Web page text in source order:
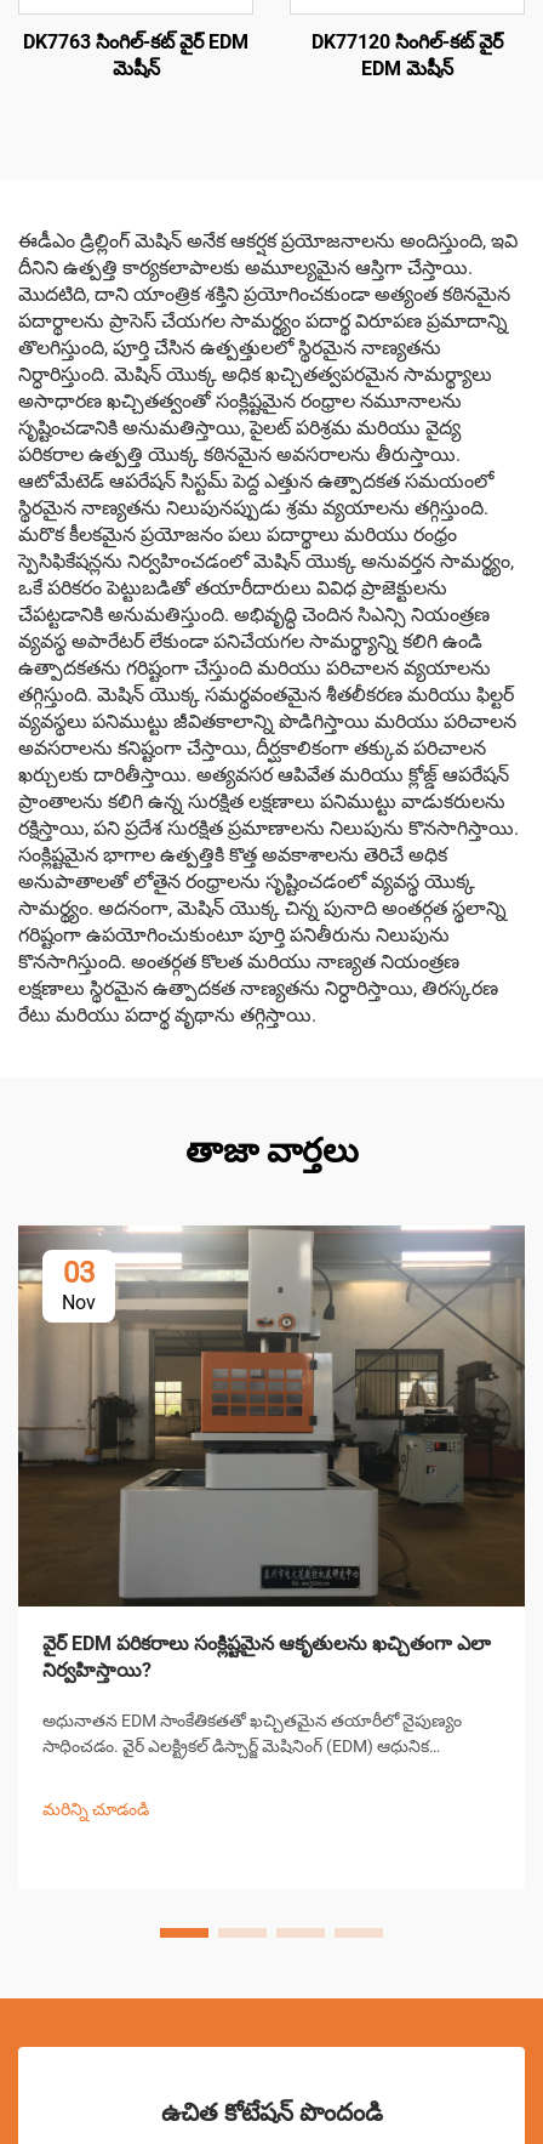
DK7763 సింగిల్-కట్ వైర్ EDM
మెషీన్
DK77120 సింగిల్-కట్ వైర్
EDM మెషీన్
ఈడీఎం డ్రిల్లింగ్ మెషిన్ అనేక ఆకర్షక ప్రయోజనాలను అందిస్తుంది, ఇవి
దీనిని ఉత్పత్తి కార్యకలాపాలకు అమూల్యమైన ఆస్తిగా చేస్తాయి.
మొదటిది, దాని యాంత్రిక శక్తిని ప్రయోగించకుండా అత్యంత కఠినమైన
పదార్థాలను ప్రాసెస్ చేయగల సామర్థ్యం పదార్థ విరూపణ ప్రమాదాన్ని
తొలగిస్తుంది, పూర్తి చేసిన ఉత్పత్తులలో స్థిరమైన నాణ్యతను
నిర్ధారిస్తుంది. మెషిన్ యొక్క అధిక ఖచ్చితత్వపరమైన సామర్థ్యాలు
అసాధారణ ఖచ్చితత్వంతో సంక్లిష్టమైన రంధ్రాల నమూనాలను
సృష్టించడానికి అనుమతిస్తాయి, పైలట్ పరిశ్రమ మరియు వైద్య
పరికరాల ఉత్పత్తి యొక్క కఠినమైన అవసరాలను తీరుస్తాయి.
ఆటోమేటెడ్ ఆపరేషన్ సిస్టమ్ పెద్ద ఎత్తున ఉత్పాదకత సమయంలో
స్థిరమైన నాణ్యతను నిలుపునప్పుడు శ్రమ వ్యయాలను తగ్గిస్తుంది.
మరొక కీలకమైన ప్రయోజనం పలు పదార్థాలు మరియు రంధ్రం
స్పెసిఫికేషన్లను నిర్వహించడంలో మెషిన్ యొక్క అనువర్తన సామర్థ్యం,
ఒకే పరికరం పెట్టుబడితో తయారీదారులు వివిధ ప్రాజెక్టులను
చేపట్టడానికి అనుమతిస్తుంది. అభివృద్ధి చెందిన సిఎన్సి నియంత్రణ
వ్యవస్థ అపారేటర్ లేకుండా పనిచేయగల సామర్థ్యాన్ని కలిగి ఉండి
ఉత్పాదకతను గరిష్టంగా చేస్తుంది మరియు పరిచాలన వ్యయాలను
తగ్గిస్తుంది. మెషిన్ యొక్క సమర్థవంతమైన శీతలీకరణ మరియు ఫిల్టర్
వ్యవస్థలు పనిముట్టు జీవితకాలాన్ని పొడిగిస్తాయి మరియు పరిచాలన
అవసరాలను కనిష్టంగా చేస్తాయి, దీర్ఘకాలికంగా తక్కువ పరిచాలన
ఖర్చులకు దారితీస్తాయి. అత్యవసర ఆపివేత మరియు క్లోజ్డ్ ఆపరేషన్
ప్రాంతాలను కలిగి ఉన్న సురక్షిత లక్షణాలు పనిముట్టు వాడుకరులను
రక్షిస్తాయి, పని ప్రదేశ సురక్షిత ప్రమాణాలను నిలుపును కొనసాగిస్తాయి.
సంక్లిష్టమైన భాగాల ఉత్పత్తికి కొత్త అవకాశాలను తెరిచే అధిక
అనుపాతాలతో లోతైన రంధ్రాలను సృష్టించడంలో వ్యవస్థ యొక్క
సామర్థ్యం. అదనంగా, మెషిన్ యొక్క చిన్న పునాది అంతర్గత స్థలాన్ని
గరిష్టంగా ఉపయోగించుకుంటూ పూర్తి పనితీరును నిలుపును
కొనసాగిస్తుంది. అంతర్గత కొలత మరియు నాణ్యత నియంత్రణ
లక్షణాలు స్థిరమైన ఉత్పాదకత నాణ్యతను నిర్ధారిస్తాయి, తిరస్కరణ
రేటు మరియు పదార్థ వృథాను తగ్గిస్తాయి.
తాజా వార్తలు
03
Nov
వైర్ EDM పరికరాలు సంక్లిష్టమైన ఆకృతులను ఖచ్చితంగా ఎలా
నిర్వహిస్తాయి?
అధునాతన EDM సాంకేతికతతో ఖచ్చితమైన తయారీలో నైపుణ్యం
సాధించడం. వైర్ ఎలక్ట్రికల్ డిస్చార్జ్ మెషినింగ్ (EDM) ఆధునిక
సామర్థ్యాలను అందిస్తుంది...
మరిన్ని చూడండి
ఉచిత కోటేషన్ పొందండి